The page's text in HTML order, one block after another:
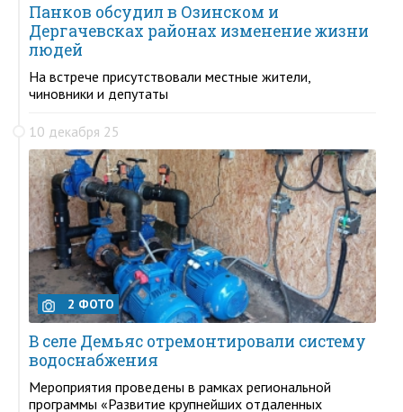
Панков обсудил в Озинском и
Дергачевсках районах изменение жизни
людей
На встрече присутствовали местные жители,
чиновники и депутаты
10 декабря 25
2 ФОТО
В селе Демьяс отремонтировали систему
водоснабжения
Мероприятия проведены в рамках региональной
программы «Развитие крупнейших отдаленных